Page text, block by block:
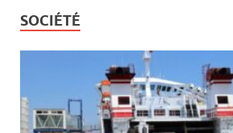
SOCIÉTÉ